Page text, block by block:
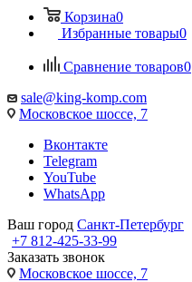
Корзина0
Избранные товары0
Сравнение товаров0
sale@king-komp.com
Московское шоссе, 7
Вконтакте
Telegram
YouTube
WhatsApp
Ваш город Санкт-Петербург
+7 812-425-33-99
Заказать звонок
Московское шоссе, 7